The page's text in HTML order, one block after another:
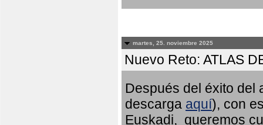
martes, 25. noviembre 2025
Nuevo Reto: ATLAS
Después del éxito del
descarga aquí), con
Euskadi, queremos